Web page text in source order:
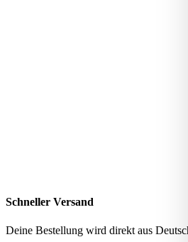
Schneller Versand
Deine Bestellung wird direkt aus